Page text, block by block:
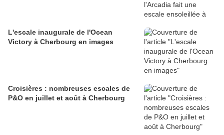
L'escale inaugurale de l'Ocean
Victory à Cherbourg en images
Croisières : nombreuses escales de
P&O en juillet et août à Cherbourg